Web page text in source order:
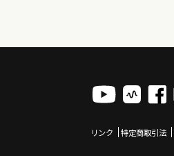
リンク 特定商取引法